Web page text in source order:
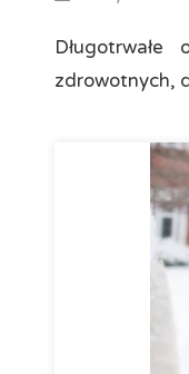
zdrowotnych,